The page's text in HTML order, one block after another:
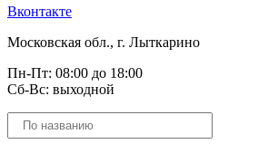
Вконтакте
Московская обл., г. Лыткарино
Пн-Пт: 08:00 до 18:00
Сб-Вс: выходной
Поиск
товаров